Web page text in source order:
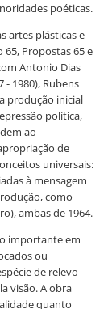
poéticas.
artes plásticas e
Propostas 65 e
Antonio Dias
- 1980), Rubens
produção inicial
política,
ao
de
universais:
à mensagem
como
ambas de 1964.
importante em
ou
de relevo
visão. A obra
quanto